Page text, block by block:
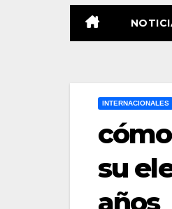
INTERNACIONALES
su
años